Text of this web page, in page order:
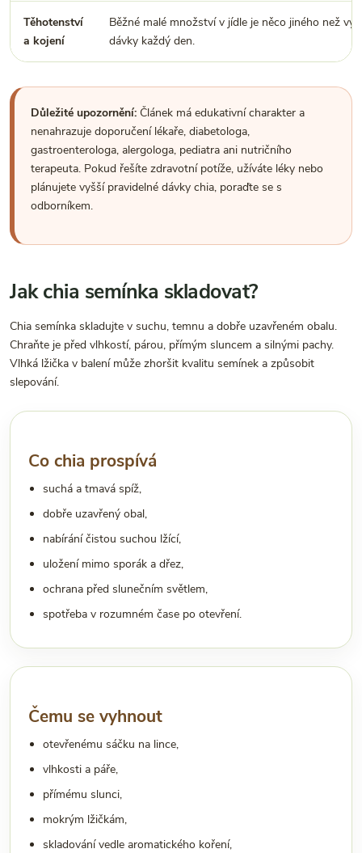
Těhotenství
a kojení
Běžné malé množství v jídle je něco jiného než
dávky každý den.
Důležité upozornění: Článek má edukativní charakter a
nenahrazuje doporučení lékaře, diabetologa,
gastroenterologa, alergologa, pediatra ani nutričního
terapeuta. Pokud řešíte zdravotní potíže, užíváte léky nebo
plánujete vyšší pravidelné dávky chia, poraďte se s
odborníkem.
Jak chia semínka skladovat?
Chia semínka skladujte v suchu, temnu a dobře uzavřeném obalu.
Chraňte je před vlhkostí, párou, přímým sluncem a silnými pachy.
Vlhká lžička v balení může zhoršit kvalitu semínek a způsobit
slepování.
Co chia prospívá
suchá a tmavá spíž,
dobře uzavřený obal,
nabírání čistou suchou lžící,
uložení mimo sporák a dřez,
ochrana před slunečním světlem,
spotřeba v rozumném čase po otevření.
Čemu se vyhnout
otevřenému sáčku na lince,
vlhkosti a páře,
přímému slunci,
mokrým lžičkám,
skladování vedle aromatického koření,